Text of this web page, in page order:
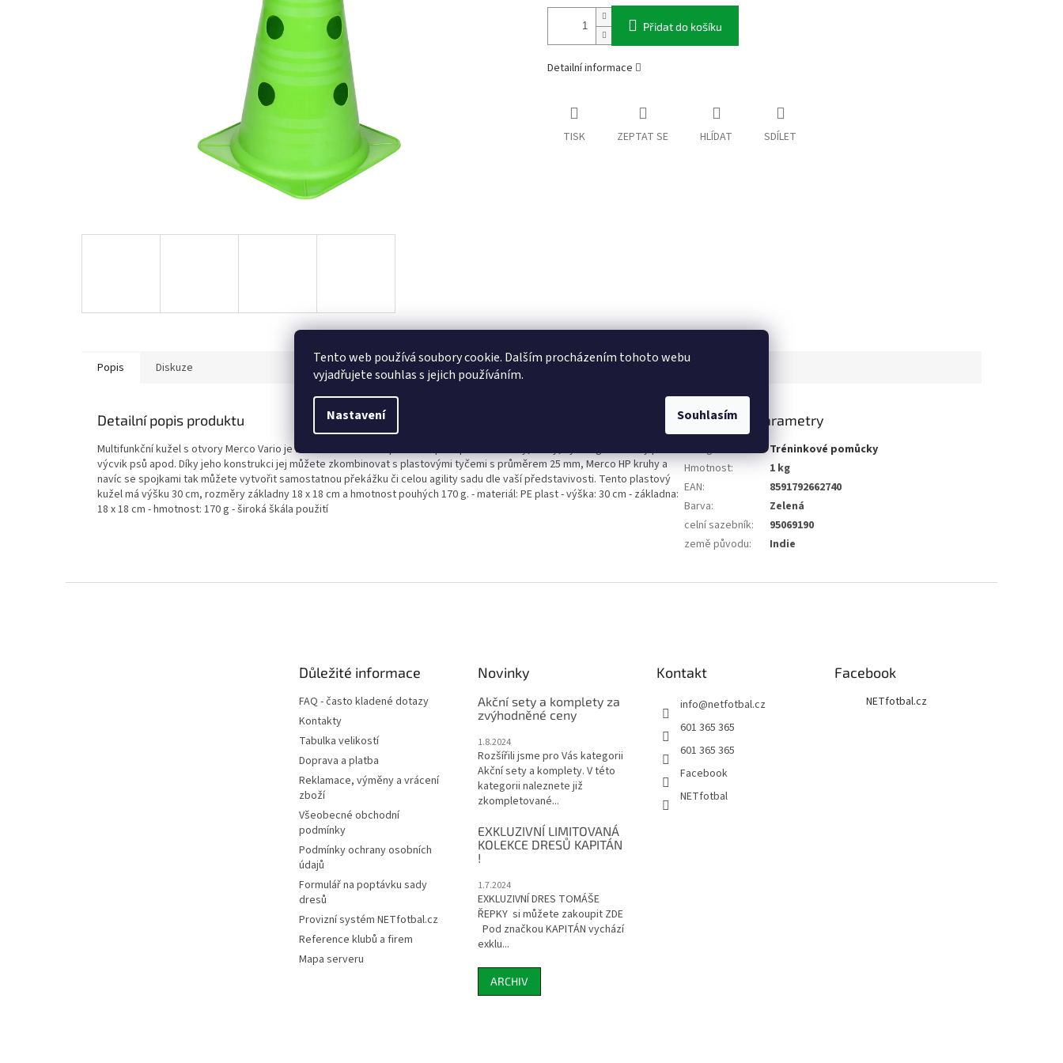
Tento web používá soubory cookie. Dalším procházením tohoto webu
vyjadřujete souhlas s jejich používáním.
Nastavení Souhlasím
Přidat do košíku
Detailní informace
TISK ZEPTAT SE HLÍDAT SDÍLET
Popis Diskuze
Detailní popis produktu
Multifunkční kužel s otvory Merco Vario je základní tréninková pomůcka pro sportovní kluby, školy, kynologické kluby pro
výcvik psů apod. Díky jeho konstrukci jej můžete zkombinovat s plastovými tyčemi s průměrem 25 mm, Merco HP kruhy a
navíc se spojkami tak můžete vytvořit samostatnou překážku či celou agility sadu dle vaší představivosti. Tento plastový
kužel má výšku 30 cm, rozměry základny 18 x 18 cm a hmotnost pouhých 170 g. - materiál: PE plast - výška: 30 cm - základna:
18 x 18 cm - hmotnost: 170 g - široká škála použití
Doplňkové parametry
Kategorie:
Tréninkové pomůcky
Hmotnost:
1 kg
EAN:
8591792662740
Barva:
Zelená
celní sazebník:
95069190
země původu: Indie
Důležité informace
FAQ - často kladené dotazy
Kontakty
Tabulka velikostí
Doprava a platba
Reklamace, výměny a vrácení
zboží
Všeobecné obchodní
podmínky
Podmínky ochrany osobních
údajů
Formulář na poptávku sady
dresů
Provizní systém NETfotbal.cz
Reference klubů a firem
Mapa serveru
Novinky
Akční sety a komplety za
zvýhodněné ceny
1.8.2024
Rozšířili jsme pro Vás kategorii
Akční sety a komplety. V této
kategorii naleznete již
zkompletované...
EXKLUZIVNÍ LIMITOVANÁ
KOLEKCE DRESŮ KAPITÁN
!
1.7.2024
EXKLUZIVNÍ DRES TOMÁŠE
ŘEPKY si můžete zakoupit ZDE
Pod značkou KAPITÁN vychází
exklu...
ARCHIV
Kontakt
info@netfotbal.cz
601 365 365
601 365 365
Facebook
NETfotbal
Facebook
NETfotbal.cz